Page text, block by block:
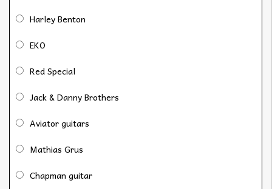
Harley Benton
EKO
Red Special
Jack & Danny Brothers
Aviator guitars
Mathias Grus
Chapman guitar